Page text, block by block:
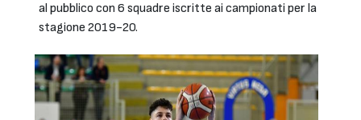
al pubblico con 6 squadre iscritte ai campionati per la
stagione 2019-20.